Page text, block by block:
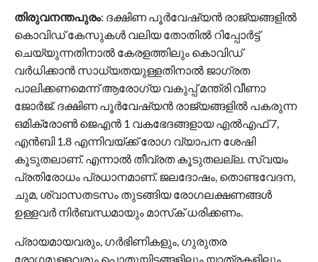
തിരുവനന്തപുരം: ദക്ഷിണ പൂര്‍വേഷ്യന്‍ രാജ്യങ്ങളില്‍
കൊവിഡ് കേസുകള്‍ വലിയ തോതില്‍ റിപ്പോര്‍ട്ട്
ചെയ്യുന്നതിനാല്‍ കേരളത്തിലും കൊവിഡ്
വര്‍ധിക്കാന്‍ സാധ്യതയുള്ളതിനാല്‍ ജാഗ്രത
പാലിക്കണമെന്ന് ആരോഗ്യ വകുപ്പ് മന്ത്രി വീണാ
ജോര്‍ജ്. ദക്ഷിണ പൂര്‍വേഷ്യന്‍ രാജ്യങ്ങളില്‍ പകരുന്ന
ഒമിക്രോണ്‍ ജെഎന്‍ 1 വകഭേദങ്ങളായ എല്‍എഫ് 7,
എന്‍ബി 1.8 എന്നിവയ്ക്ക് രോഗ വ്യാപന ശേഷി
കൂടുതലാണ്. എന്നാല്‍ തീവ്രത കൂടുതലല്ല. സ്വയം
പ്രതിരോധം പ്രധാനമാണ്. ജലദോഷം, തൊണ്ടവേദന,
ചുമ, ശ്വാസതടസം തുടങ്ങിയ രോഗലക്ഷണങ്ങള്‍
ഉള്ളവര്‍ നിര്‍ബന്ധമായും മാസ്‌ക് ധരിക്കണം.
പ്രായമായവരും, ഗര്‍ഭിണികളും, ഗുരുതര
രോഗമുള്ളവരും പൊതുയിടങ്ങളിലും യാത്രകളിലും